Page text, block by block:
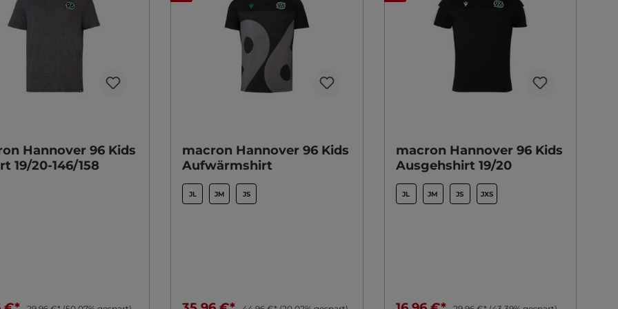
Hannover 96 Kids
19/20-146/158
macron Hannover 96 Kids
Aufwärmshirt
JL JM JS
macron Hannover 96 Kids
Ausgehshirt 19/20
JL JM JS JXS